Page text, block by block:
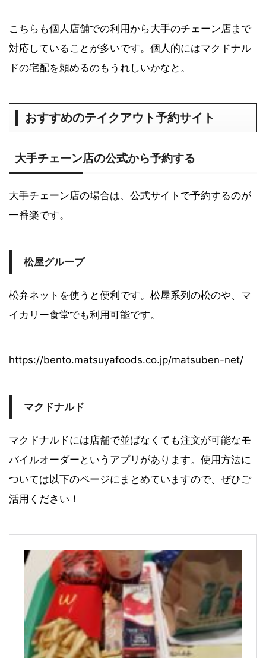
こちらも個人店舗での利用から大手のチェーン店まで
対応していることが多いです。個人的にはマクドナル
ドの宅配を頼めるのもうれしいかなと。
おすすめのテイクアウト予約サイト
大手チェーン店の公式から予約する
大手チェーン店の場合は、公式サイトで予約するのが
一番楽です。
松屋グループ
松弁ネットを使うと便利です。松屋系列の松のや、マ
イカリー食堂でも利用可能です。
https://bento.matsuyafoods.co.jp/matsuben-net/
マクドナルド
マクドナルドには店舗で並ばなくても注文が可能なモ
バイルオーダーというアプリがあります。使用方法に
ついては以下のページにまとめていますので、ぜひご
活用ください！